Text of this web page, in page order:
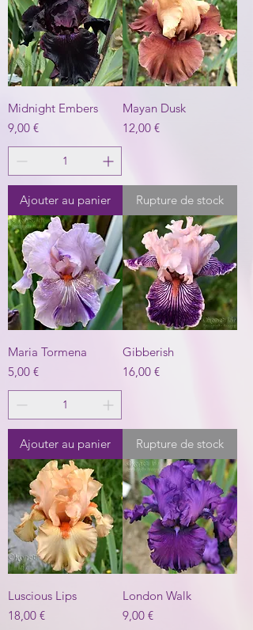
Midnight Embers
Prix
9,00 €
Ajouter au panier
Mayan Dusk
Prix
12,00 €
Rupture de stock
Maria Tormena
Prix
5,00 €
Ajouter au panier
Gibberish
Prix
16,00 €
Rupture de stock
Luscious Lips
Prix
18,00 €
London Walk
Prix
9,00 €